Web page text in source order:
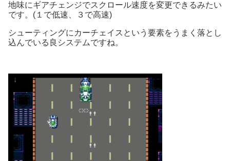
地味にギアチェンジでスクロール速度を変更できるみたい
です。(１で低速、３で高速)
シューティングにカーチェイスという要素をうまく落とし
込んでいる良システムですね。